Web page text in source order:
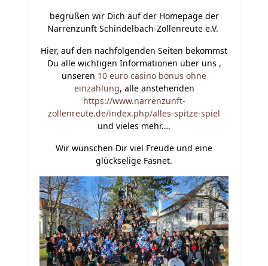
begrüßen wir Dich auf der Homepage der
Narrenzunft Schindelbach-Zollenreute e.V.
Hier, auf den nachfolgenden Seiten bekommst
Du alle wichtigen Informationen über uns ,
unseren 10 euro casino bonus ohne
einzahlung, alle anstehenden
https://www.narrenzunft-
zollenreute.de/index.php/alles-spitze-spiel
und vieles mehr….
Wir wünschen Dir viel Freude und eine
glückselige Fasnet.